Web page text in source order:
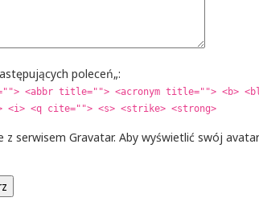
poleceń„:
<abbr title=""> <acronym title=""> <b>
<i> <q cite=""> <s> <strike> <strong>
z serwisem Gravatar. Aby wyświetlić swój